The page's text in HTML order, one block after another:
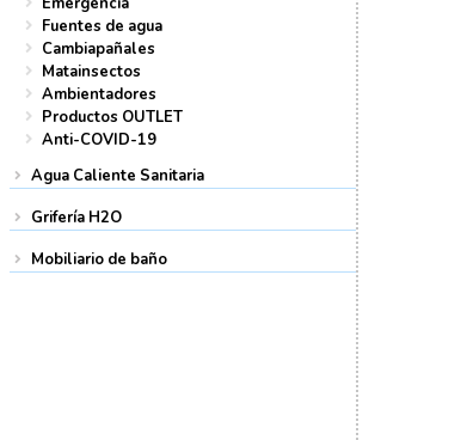
Fuentes de agua
Cambiapañales
Matainsectos
Ambientadores
Productos OUTLET
Anti-COVID-19
Agua Caliente Sanitaria
Grifería H2O
Mobiliario de baño